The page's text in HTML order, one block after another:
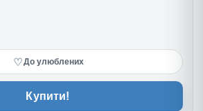
♡До улюблених
Купити!